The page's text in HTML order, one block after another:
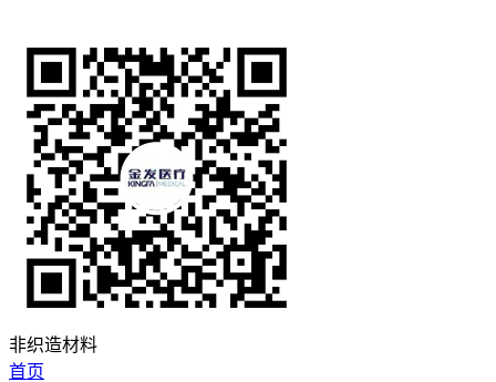
非织造材料
首页